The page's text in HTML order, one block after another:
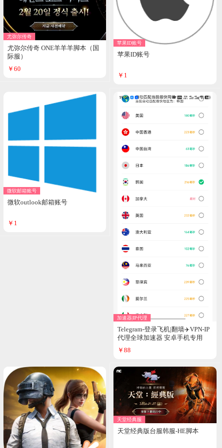
尤弥尔传奇
尤弥尔传奇 ONE羊羊羊脚本（国
际服）
￥60
苹果ID账号
苹果ID账号
￥1
微软邮箱账号
微软outlook邮箱账号
￥1
加速器|IP代理
Telegram-登录飞机|翻墙✈️VPN-IP
代理全球加速器 安卓手机专用
【无广告、不限速、无限流量】
￥88
天堂经典服
天堂经典版台服韩服-HE脚本